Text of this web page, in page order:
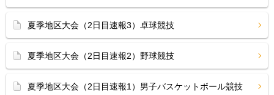
夏季地区大会（2日目速報3）卓球競技
夏季地区大会（2日目速報2）野球競技
夏季地区大会（2日目速報1）男子バスケットボール競技